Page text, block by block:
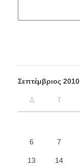
Σεπτέμβριος 2010
Δ Τ
6 7
13 14